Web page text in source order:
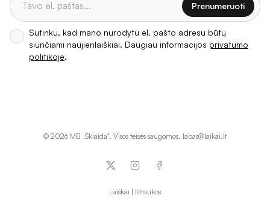
Prenumeruoti
Sutinku, kad mano nurodytu el. pašto adresu būtų
siunčiami naujienlaiškiai. Daugiau informacijos privatumo
politikoje.
© 2026 MB „Sklaida". Visos teisės saugomos. labas@laikai.lt
x InstagramFacebook
Laiškai | Ištraukos